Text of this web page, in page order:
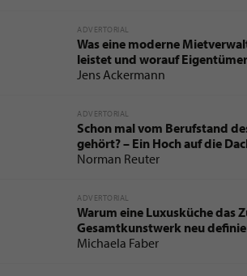
ADVERTORIAL
Was eine moderne
leistet und worauf
Jens Ackermann
ADVERTORIAL
Schon mal vom Berufstand
gehört? – Ein Hoch auf die
Norman Reuter
ADVERTORIAL
Warum eine Luxusküche das
Gesamtkunstwerk neu
Michaela Faber